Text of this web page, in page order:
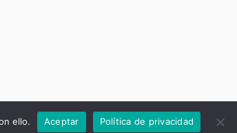
Contacto Politica de Privacidad
ello. Aceptar Política de privacidad